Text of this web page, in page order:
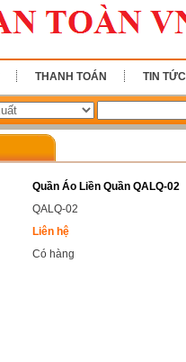
THANH TOÁN TIN TỨC
Quần Áo Liền Quần QALQ-02
QALQ-02
Liên hệ
Có hàng